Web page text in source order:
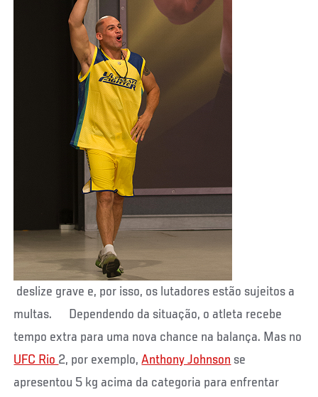
deslize grave e, por isso, os lutadores estão sujeitos a
multas. Dependendo da situação, o atleta recebe
tempo extra para uma nova chance na balança. Mas no
UFC Rio 2, por exemplo,Anthony Johnson se
apresentou 5 kg acima da categoria para enfrentar